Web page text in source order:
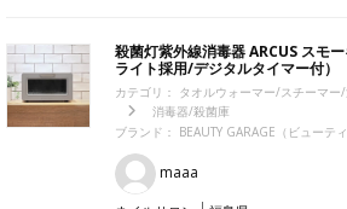
殺菌灯紫外線消毒器 ARCUS スモ
ライト採用/デジタルタイマー付）
カテゴリ： タオルウォーマー/スチーマ
消毒器/殺菌庫
ブランド： BEAUTY GARAGE（ビューテ
maaa